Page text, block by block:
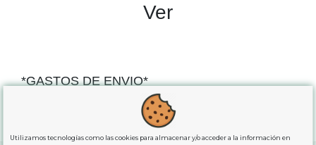
Ver
*GASTOS DE ENVIO*
para comprassuperiores a 80€
Utilizamos tecnologías como las cookies para almacenar y/o acceder a la información en